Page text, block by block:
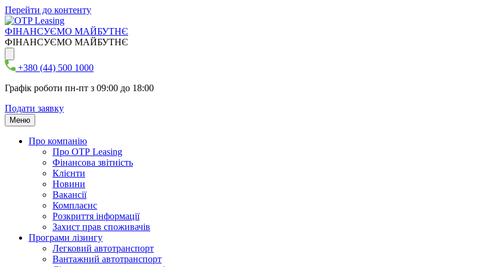
Перейти до контенту
ФІНАНСУЄМО МАЙБУТНЄ
ФІНАНСУЄМО МАЙБУТНЄ
+380 (44) 500 1000
Графік роботи пн-пт з 09:00 до 18:00
Подати заявку
Меню
Про компанію
Про ОТР Leasing
Фінансова звітність
Клієнти
Новини
Вакансії
Комплаєнс
Розкриття інформації
Захист прав споживачів
Програми лізингу
Легковий автотранспорт
Вантажний автотранспорт